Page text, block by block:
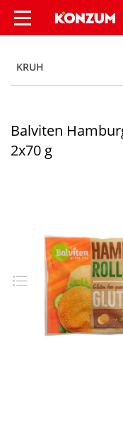
KRUH
Balviten
2x70 g